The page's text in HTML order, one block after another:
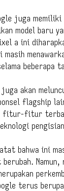
juga
model baru
a ini
beberapa
akan
flagship
fitur-fitur
bahwa ini
terus